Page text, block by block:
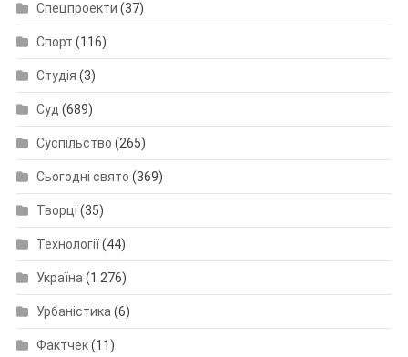
Спецпроекти (37)
Спорт (116)
Студія (3)
Суд (689)
Суспільство (265)
Сьогодні свято (369)
Творці (35)
Технології(44)
Україна (1 276)
Урбаністика (6)
Фактчек(11)